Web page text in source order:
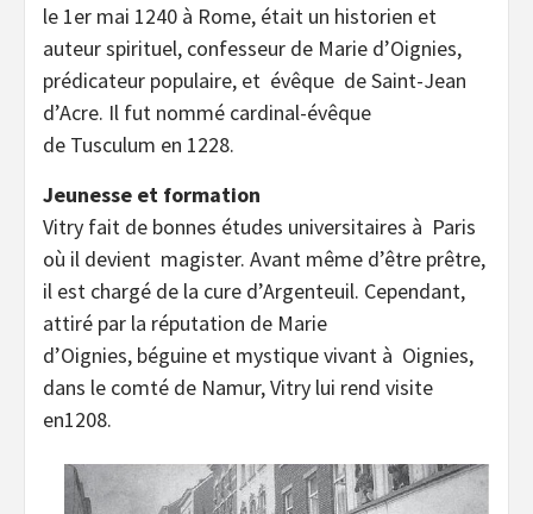
le 1er mai 1240 à Rome, était un historien et
auteur spirituel, confesseur de Marie d’Oignies,
prédicateur populaire, et évêque de Saint-Jean
d’Acre. Il fut nommé cardinal-évêque
de Tusculum en 1228.
Jeunesse et formation
Vitry fait de bonnes études universitaires à Paris
où il devient magister. Avant même d’être prêtre,
il est chargé de la cure d’Argenteuil. Cependant,
attiré par la réputation de Marie
d’Oignies, béguine et mystique vivant à Oignies,
dans le comté de Namur, Vitry lui rend visite
en1208.